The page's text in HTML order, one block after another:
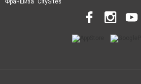
Франшиза "CitySites"